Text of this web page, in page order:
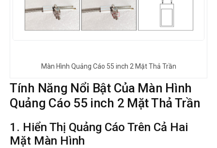
Màn Hình Quảng Cáo 55 inch 2 Mặt Thả Trần
Tính Năng Nổi Bật Của Màn Hình
Quảng Cáo 55 inch 2 Mặt Thả Trần
1. Hiển Thị Quảng Cáo Trên Cả Hai
Mặt Màn Hình